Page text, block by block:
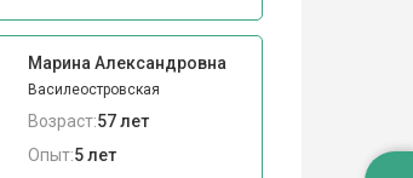
Марина Александровна
Василеостровская
Возраст:57 лет
Опыт:5 лет